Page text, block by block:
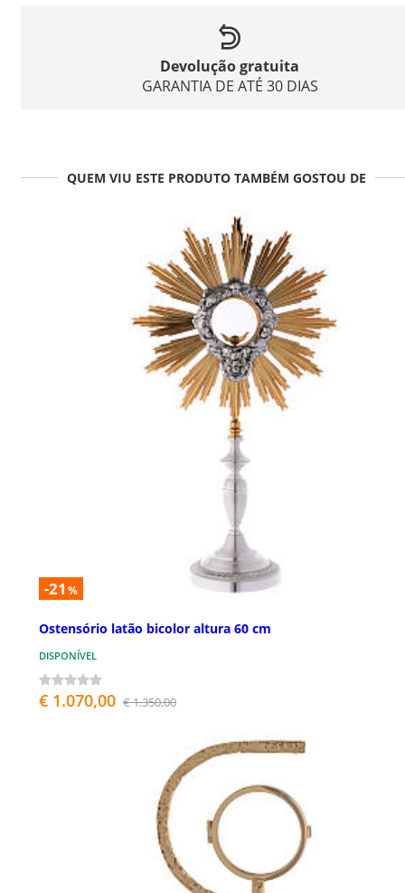
Devolução gratuita
GARANTIA DE ATÉ 30 DIAS
QUEM VIU ESTE PRODUTO TAMBÉM GOSTOU DE
-21 %
Ostensório latão bicolor altura 60 cm
DISPONÍVEL
€ 1.070,00 € 1.350,00